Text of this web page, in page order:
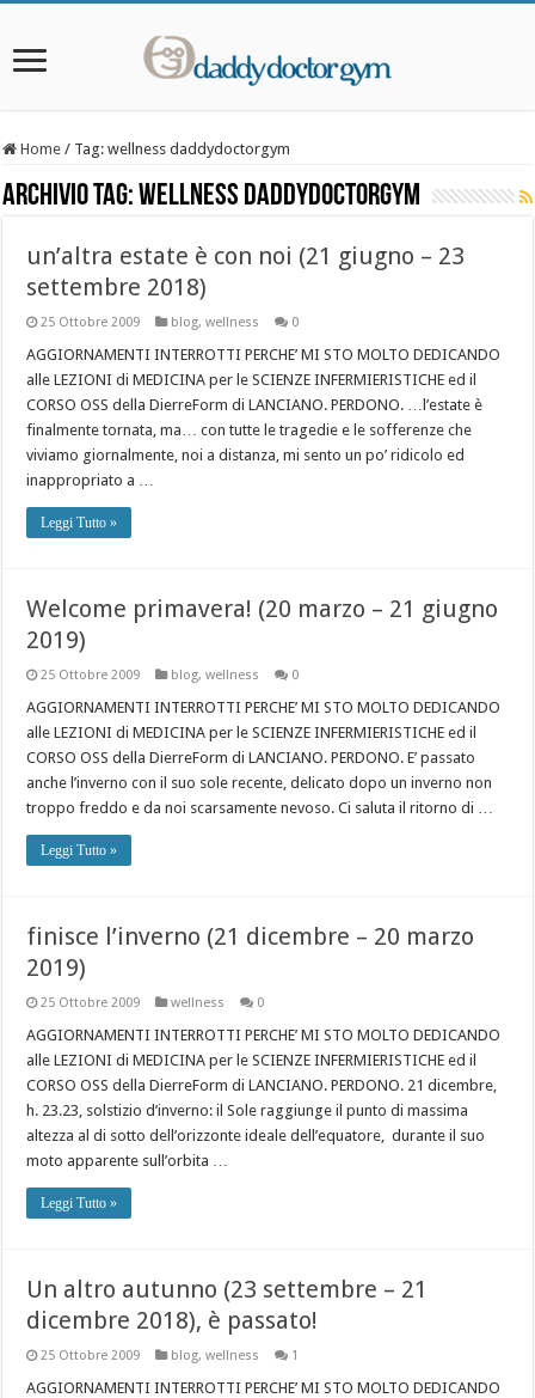
Home / Tag:wellness daddydoctorgym
Archivio Tag:wellness daddydoctorgym
un’altra estate è con noi (21 giugno – 23
settembre 2018)
25 Ottobre 2009 blog,wellness 0
AGGIORNAMENTI INTERROTTI PERCHE’ MI STO MOLTO DEDICANDO
alle LEZIONI di MEDICINA per le SCIENZE INFERMIERISTICHE ed il
CORSO OSS della DierreForm di LANCIANO. PERDONO. …l’estate è
finalmente tornata, ma… con tutte le tragedie e le sofferenze che
viviamo giornalmente, noi a distanza, mi sento un po’ ridicolo ed
inappropriato a …
Leggi Tutto »
Welcome primavera! (20 marzo – 21 giugno
2019)
25 Ottobre 2009 blog,wellness 0
AGGIORNAMENTI INTERROTTI PERCHE’ MI STO MOLTO DEDICANDO
alle LEZIONI di MEDICINA per le SCIENZE INFERMIERISTICHE ed il
CORSO OSS della DierreForm di LANCIANO. PERDONO. E’ passato
anche l’inverno con il suo sole recente, delicato dopo un inverno non
troppo freddo e da noi scarsamente nevoso. Ci saluta il ritorno di …
Leggi Tutto »
finisce l’inverno (21 dicembre – 20 marzo
2019)
25 Ottobre 2009 wellness 0
AGGIORNAMENTI INTERROTTI PERCHE’ MI STO MOLTO DEDICANDO
alle LEZIONI di MEDICINA per le SCIENZE INFERMIERISTICHE ed il
CORSO OSS della DierreForm di LANCIANO. PERDONO. 21 dicembre,
h. 23.23, solstizio d’inverno: il Sole raggiunge il punto di massima
altezza al di sotto dell’orizzonte ideale dell’equatore, durante il suo
moto apparente sull’orbita …
Leggi Tutto »
Un altro autunno (23 settembre – 21
dicembre 2018), è passato!
25 Ottobre 2009 blog,wellness 1
AGGIORNAMENTI INTERROTTI PERCHE’ MI STO MOLTO DEDICANDO